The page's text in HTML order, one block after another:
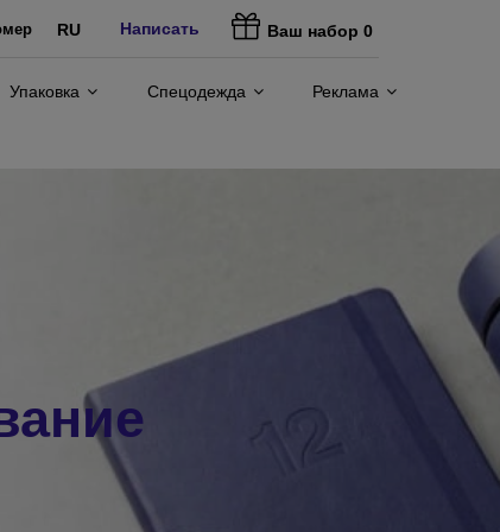
RU Написать Ваш набор 0
Упаковка Спецодежда Реклама